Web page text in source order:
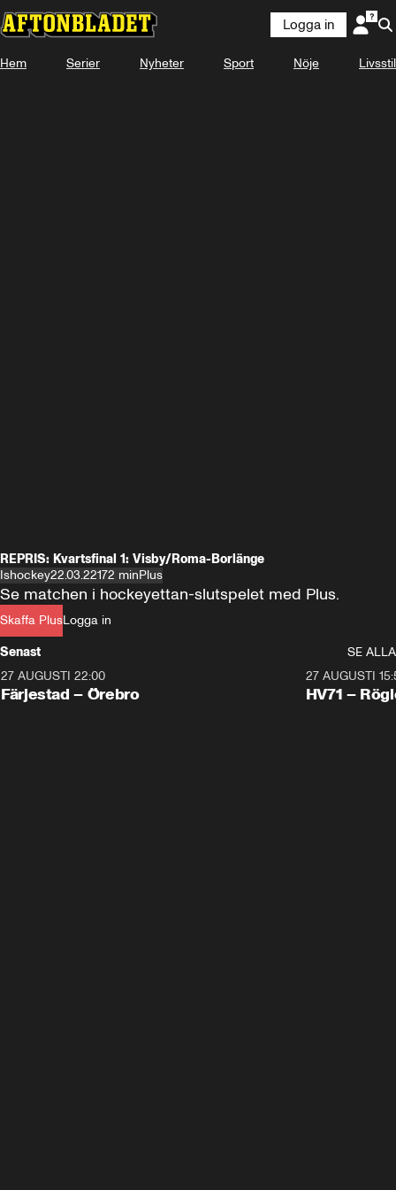
Logga in
Hem Serier Nyheter Sport Nöje Livsstil
REPRIS: Kvartsfinal 1: Visby/Roma-Borlänge
Ishockey22.03.22172 minPlus
Skaffa PlusLogga in
Se matchen i hockeyettan-slutspelet med Plus.
Senast
SE ALLA
Plus
27 AUGUSTI 22:00
Färjestad – Örebro
Plus
27 AUGUSTI
HV71 –